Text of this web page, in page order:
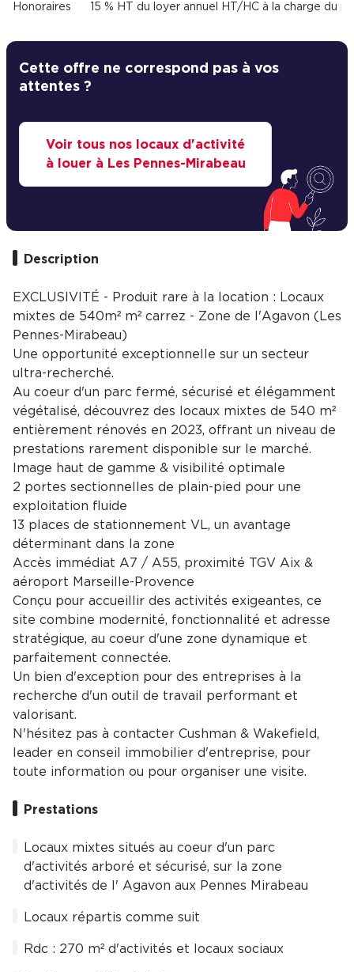
Honoraires 15 % HT du loyer annuel HT/HC à la charge du
Cette offre ne correspond pas à vos
attentes ?
Voir tous nos locaux d'activité
à louer à Les Pennes-Mirabeau
Description
EXCLUSIVITÉ - Produit rare à la location : Locaux
mixtes de 540m² m² carrez - Zone de l'Agavon (Les
Pennes-Mirabeau)
Une opportunité exceptionnelle sur un secteur
ultra-recherché.
Au coeur d'un parc fermé, sécurisé et élégamment
végétalisé, découvrez des locaux mixtes de 540 m²
entièrement rénovés en 2023, offrant un niveau de
prestations rarement disponible sur le marché.
Image haut de gamme & visibilité optimale
2 portes sectionnelles de plain-pied pour une
exploitation fluide
13 places de stationnement VL, un avantage
déterminant dans la zone
Accès immédiat A7 / A55, proximité TGV Aix &
aéroport Marseille-Provence
Conçu pour accueillir des activités exigeantes, ce
site combine modernité, fonctionnalité et adresse
stratégique, au coeur d'une zone dynamique et
parfaitement connectée.
Un bien d'exception pour des entreprises à la
recherche d'un outil de travail performant et
valorisant.
N'hésitez pas à contacter Cushman & Wakefield,
leader en conseil immobilier d'entreprise, pour
toute information ou pour organiser une visite.
Prestations
Locaux mixtes situés au coeur d'un parc
d'activités arboré et sécurisé, sur la zone
d'activités de l' Agavon aux Pennes Mirabeau
Locaux répartis comme suit
Rdc : 270 m² d'activités et locaux sociaux